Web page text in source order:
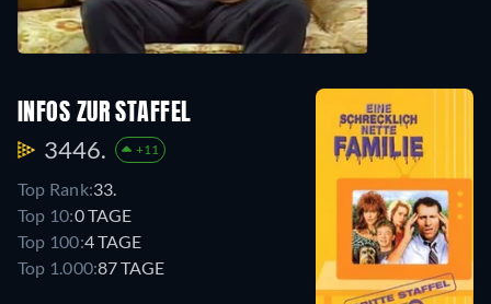
INFOS ZUR STAFFEL
3446. +11
Top Rank:33.
Top 10:0 TAGE
Top 100:4 TAGE
Top 1.000:87 TAGE